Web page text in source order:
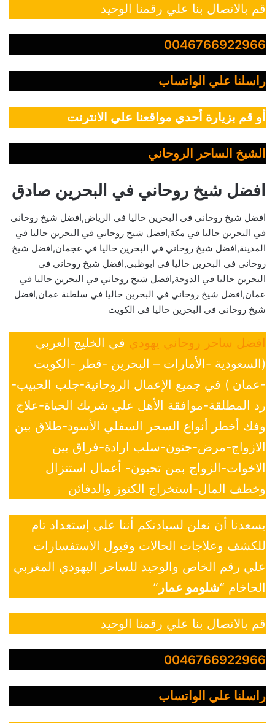
قم بالاتصال بنا علي رقمنا الوحيد
0046766922966
راسلنا علي الواتساب
أو قم بزيارة أحدي مواقعنا علي الانترنت
الشيخ الساحر الروحاني
افضل شيخ روحاني في البحرين صادق
افضل شيخ روحاني في البحرين حاليا في الرياض,افضل شيخ روحاني
في البحرين حاليا في مكة,افضل شيخ روحاني في البحرين حاليا في
المدينة,افضل شيخ روحاني في البحرين حاليا في عجمان,افضل شيخ
روحاني في البحرين حاليا في ابوظبي,افضل شيخ روحاني في
البحرين حاليا في الدوحة,افضل شيخ روحاني في البحرين حاليا في
عمان,افضل شيخ روحاني في البحرين حاليا في سلطنة عمان,افضل
شيخ روحاني في البحرين حاليا في الكويت
افضل ساحر روحاني يهودي في الخليج العربي
(السعودية -الأمارات – البحرين -قطر -الكويت
-عمان ) في جميع الإعمال الروحانية-جلب الحبيب-
رد المطلقة-موافقة الأهل علي شريك الحياة-علاج
وفك أخطر أنواع السحر السفلي الأسود-طلاق بين
الازواج-مرض-جنون-سلب ارادة-فراق بين
الاخوات-الزواج بمن تحبون- أعمال استنزال
وخطف المال-استخراج الكنوز والدفائن
يسعدنا أن نعلن لسيادتكم أننا على إستعداد تام
للكشف وعلاجات الحالات وقبول الاستفسارات
علي رقم الخاص والوحيد للساحر اليهودي المغربي
الحاخام “شلومو عمار ”
قم بالاتصال بنا علي رقمنا الوحيد
0046766922966
راسلنا علي الواتساب